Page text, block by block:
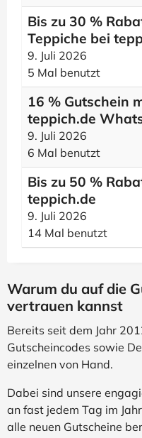
Bis zu 30 %
Teppiche bei
9. Juli 2026
5 Mal benutzt
16 % Gutschein
teppich.de
9. Juli 2026
6 Mal benutzt
Bis zu 50 %
teppich.de
9. Juli 2026
14 Mal benutzt
Warum du auf die
vertrauen kannst
Bereits seit dem Jahr
Gutscheincodes sowie
einzelnen von Hand.
Dabei sind unsere
an fast jedem Tag im
alle neuen Gutscheine